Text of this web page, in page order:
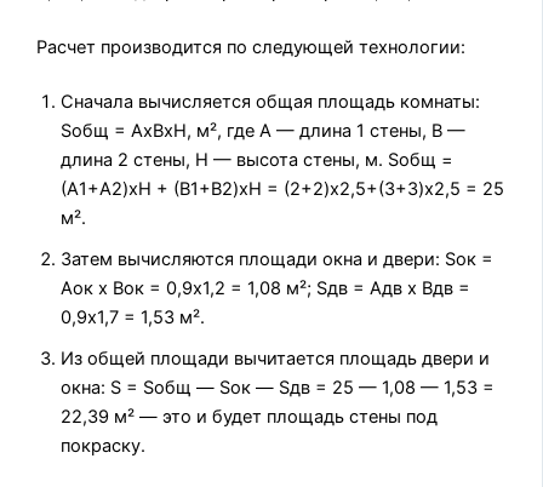
Расчет производится по следующей технологии:
Сначала вычисляется общая площадь комнаты:
Sобщ = АхВхН, м², где А — длина 1 стены, В —
длина 2 стены, Н — высота стены, м. Sобщ =
(А1+А2)хН + (В1+В2)хН = (2+2)х2,5+(3+3)х2,5 = 25
м².
Затем вычисляются площади окна и двери: Sок =
Аок х Вок = 0,9х1,2 = 1,08 м²; Sдв = Адв х Вдв =
0,9х1,7 = 1,53 м².
Из общей площади вычитается площадь двери и
окна: S = Sобщ — Sок — Sдв = 25 — 1,08 — 1,53 =
22,39 м² — это и будет площадь стены под
покраску.